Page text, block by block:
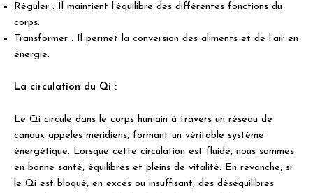
Réguler : Il maintient l’équilibre des différentes fonctions du
corps.
Transformer : Il permet la conversion des aliments et de l’air en
énergie.
La circulation du Qi :
Le Qi circule dans le corps humain à travers un réseau de
canaux appelés méridiens, formant un véritable système
énergétique. Lorsque cette circulation est fluide, nous sommes
en bonne santé, équilibrés et pleins de vitalité. En revanche, si
le Qi est bloqué, en excès ou insuffisant, des déséquilibres